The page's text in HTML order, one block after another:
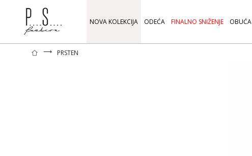
NOVA KOLEKCIJA ODEĆA FINALNO SNIŽENJE OBUĆA
⟶ PRSTEN